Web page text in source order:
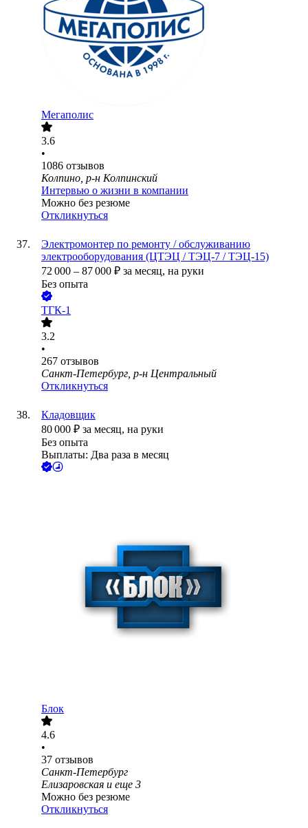
Мегаполис
3.6
•
1086 отзывов
Колпино, р-н Колпинский
Интервью о жизни в компании
Можно без резюме
Откликнуться
Электромонтер по ремонту / обслуживанию
электрооборудования (ЦТЭЦ / ТЭЦ-7 / ТЭЦ-15)
72 000 – 87 000 ₽ за месяц, на руки
Без опыта
ТГК-1
3.2
•
267 отзывов
Санкт-Петербург, р-н Центральный
Откликнуться
Кладовщик
80 000 ₽ за месяц, на руки
Без опыта
Выплаты: Два раза в месяц
Блок
4.6
•
37 отзывов
Санкт-Петербург
Елизаровская и еще 3
Можно без резюме
Откликнуться